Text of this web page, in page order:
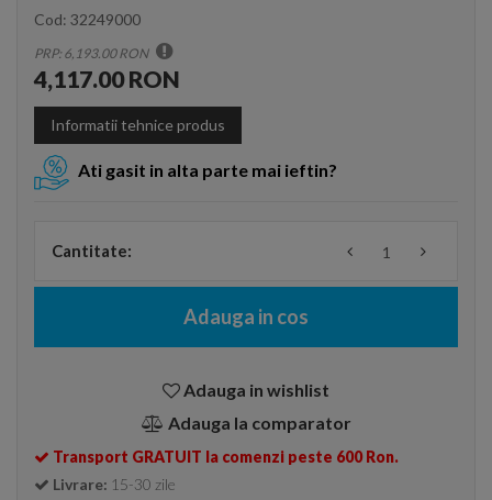
Cod: 32249000
PRP: 6,193.00 RON
4,117.00 RON
Informatii tehnice produs
Ati gasit in alta parte mai ieftin?
Cantitate:
Adauga in cos
Adauga in wishlist
Adauga la comparator
Transport GRATUIT la comenzi peste 600 Ron.
Livrare: 15-30 zile